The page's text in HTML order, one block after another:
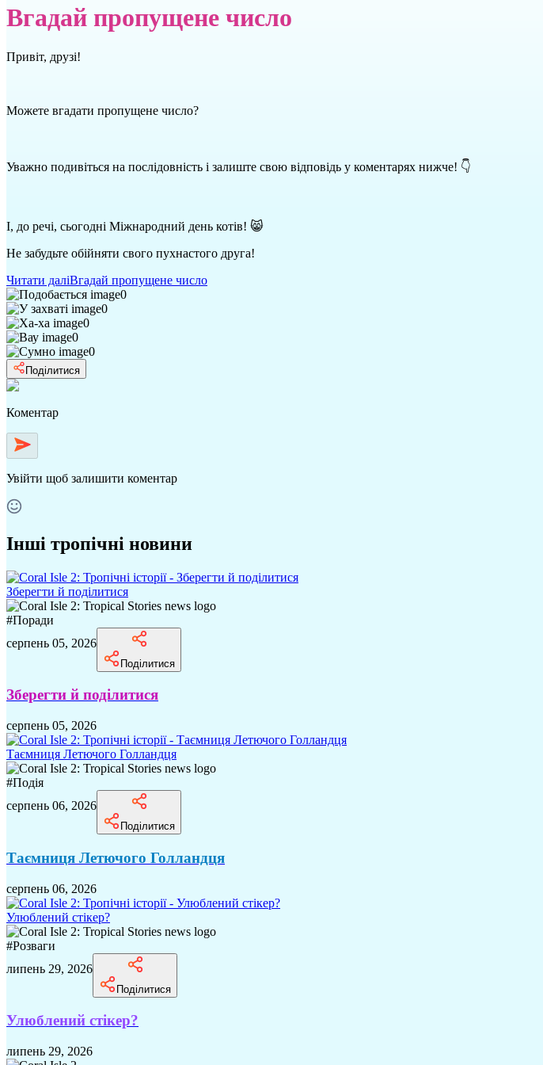
Вгадай пропущене число
Привіт, друзі!
Можете вгадати пропущене число?
Уважно подивіться на послідовність і залиште свою відповідь у коментарях нижче! 👇
І, до речі, сьогодні Міжнародний день котів! 😸
Не забудьте обійняти свого пухнастого друга!
Читати даліВгадай пропущене число
0
0
0
0
0
Поділитися
Коментар
Увійти щоб залишити коментар
Інші тропічні новини
Зберегти й поділитися
#Поради
серпень 05, 2026
Поділитися
Зберегти й поділитися
серпень 05, 2026
Таємниця Летючого Голландця
#Подія
серпень 06, 2026
Поділитися
Таємниця Летючого Голландця
серпень 06, 2026
Улюблений стікер?
#Розваги
липень 29, 2026
Поділитися
Улюблений стікер?
липень 29, 2026